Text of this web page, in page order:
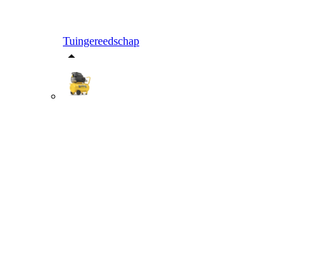
Tuingereedschap